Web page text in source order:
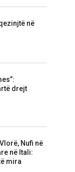
në
drejt
Nufi në
në Itali:
mira